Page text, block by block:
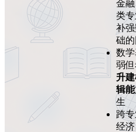
金
类
补
础
数
弱
升
辑
生
跨
经